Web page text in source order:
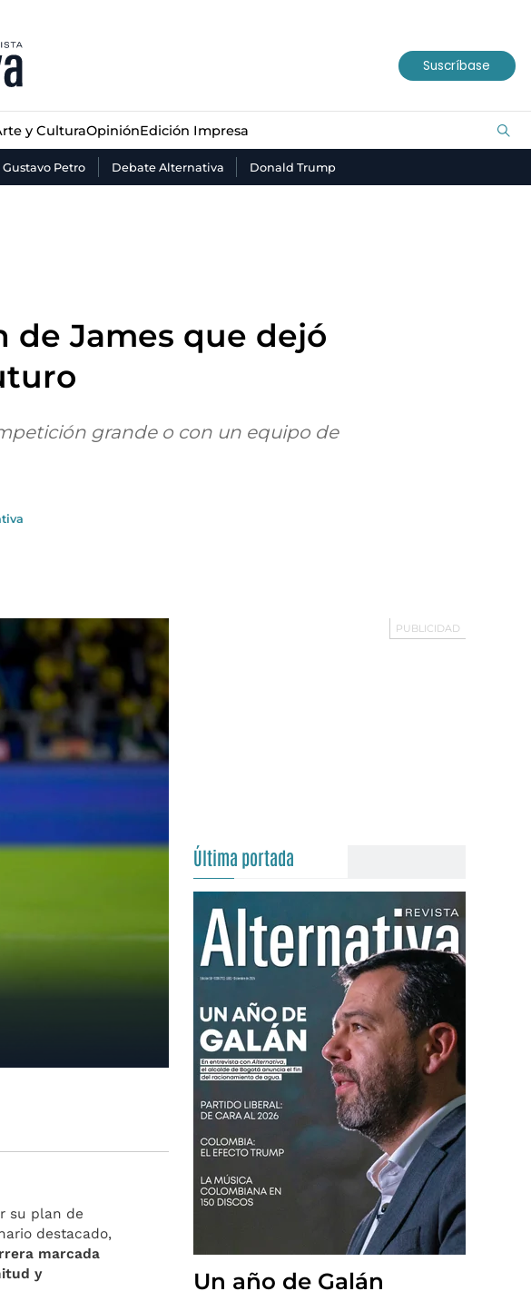
Suscríbase
y CulturaOpiniónEdición Impresa
Gustavo Petro Debate Alternativa Donald Trump
y Cultura
de James que dejó
grande o con un equipo de
su plan de
destacado,
marcada
y
Última portada
Un año de Galán